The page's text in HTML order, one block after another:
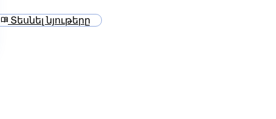
menu_book Տեսնել նյութերը